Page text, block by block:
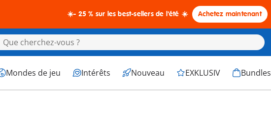
☀️- 25 % sur les best-sellers de l'été ☀️ Achetez maintenant
Mondes de jeu Intérêts Nouveau EXKLUSIV Bundles